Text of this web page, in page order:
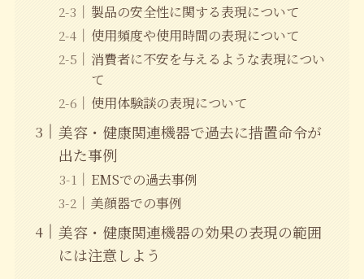
製品の安全性に関する表現について
使用頻度や使用時間の表現について
消費者に不安を与えるような表現につい
て
使用体験談の表現について
美容・健康関連機器で過去に措置命令が
出た事例
EMSでの過去事例
美顔器での事例
美容・健康関連機器の効果の表現の範囲
には注意しよう